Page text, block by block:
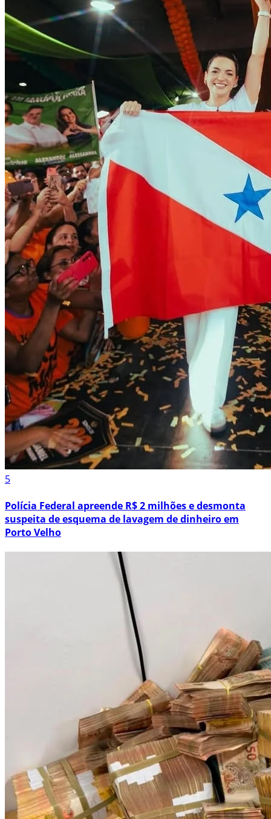
5
Polícia Federal apreende R$ 2 milhões e desmonta
suspeita de esquema de lavagem de dinheiro em
Porto Velho